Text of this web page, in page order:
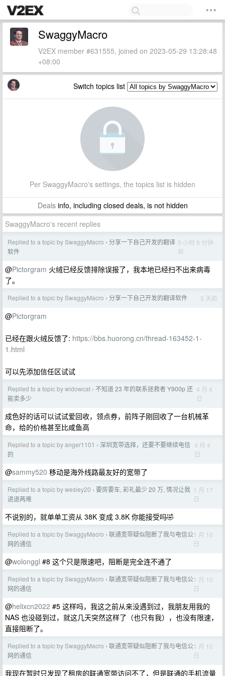
SwaggyMacro
V2EX member #631555, joined on 2023-05-29 13:28:48
+08:00
Switch topics list
Per SwaggyMacro's settings, the topics list is hidden
Dealsinfo, including closed deals, is not hidden
SwaggyMacro's recent replies
Replied to a topic by SwaggyMacro › 分享一下自己开发的翻译
软件
5 小时 9 分钟
前
@Pictorgram 火绒已经反馈排除误报了，我本地已经扫不出来病毒
了。
Replied to a topic by SwaggyMacro › 分享一下自己开发的翻译软件 3 天前
@Pictorgram
已经在跟火绒反馈了: https://bbs.huorong.cn/thread-163452-1-
1.html
可以先添加信任区试试
Replied to a topic by widowcat › 不知道 23 年的联系拯救者 Y900p 还
能卖多少
4 月 4
日
成色好的话可以试试爱回收，领点券，前阵子刚回收了一台机械革
命，给的价格甚至比咸鱼高
Replied to a topic by anger1101 › 深圳宽带选择，还要不要继续电信
的
4 月 4
日
@sammy520 移动是海外线路最友好的宽带了
Replied to a topic by wesley20 › 要房要车, 彩礼最少 20 万, 情况让我
进退两难
1 月 17
日
不说别的，就单单工资从 38K 变成 3.8K 你能接受吗🤣
Replied to a topic by SwaggyMacro › 联通宽带疑似阻断了我与电信公
网的通信
1 月 10
日
@wolonggl #8 这个只是限速吧，阻断是完全连不通了
Replied to a topic by SwaggyMacro › 联通宽带疑似阻断了我与电信公
网的通信
1 月 10
日
@helixcn2022 #5 这样吗，我这之前从来没遇到过，我朋友用我的
NAS 也没碰到过，就这几天突然这样了（也只有我），也没有限速，
直接阻断了。
Replied to a topic by SwaggyMacro › 联通宽带疑似阻断了我与电信公
网的通信
1 月 10
日
我现在暂时只发现了租房的联通宽带访问不了，但是联通的手机流量